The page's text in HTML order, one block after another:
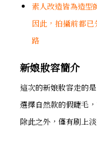
素人改造皆為造
因此，拍攝前都
路
新娘妝容簡介
這次的新娘妝容走的
選擇自然款的假睫毛
除此之外，僅有刷上